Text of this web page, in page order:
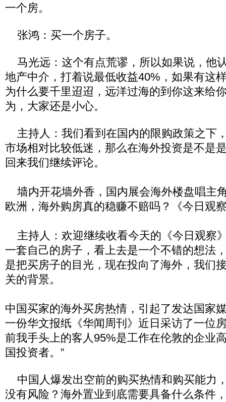
一个房。
张鸿：买一个房子。
马光远：这个有点荒谬，所以如果说，他
地产中介，打着说最低收益40%，如果有这
为什么要千里迢迢，远洋过海的到你这来给
为，大家还是小心。
主持人：我们看到在国内的限购政策之下
市场相对比较低迷，那么在海外投资是不是
回来我们继续评论。
墙内开花墙外香，国内展会海外楼盘唱主
欧洲，海外购房真的稳赚不赔吗？《今日观
主持人：欢迎继续收看今天的《今日观察
一套自己的房子，看上去是一个不错的想法
是把买房子的目光，现在投向了海外，我们
关的背景。
中国买家的海外买房热情，引起了发达国家
一份华文报纸《华闻周刊》近日采访了一位
前我手头上的客人95%是工作在伦敦的企业
国投资者。”
中国人爆发出空前的购买热情和购买能力
没有风险？海外置业到底需要具备什么条件